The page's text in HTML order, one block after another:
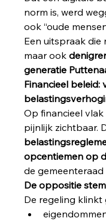
norm is, werd
ook “oude
Een uitspraak die
maar ook
generatie
Financieel beleid:
Op financieel
pijnlijk zichtbaar.
opcentiemen op
de
De oppositie
De regeling klinkt